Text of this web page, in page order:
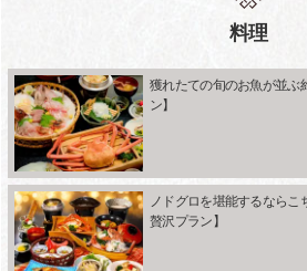
料理
獲れたての旬のお魚が並ぶ
ン】
ノドグロを堪能するならこ
贅沢プラン】